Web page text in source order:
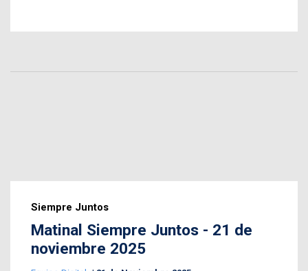
Siempre Juntos
Matinal Siempre Juntos - 21 de
noviembre 2025